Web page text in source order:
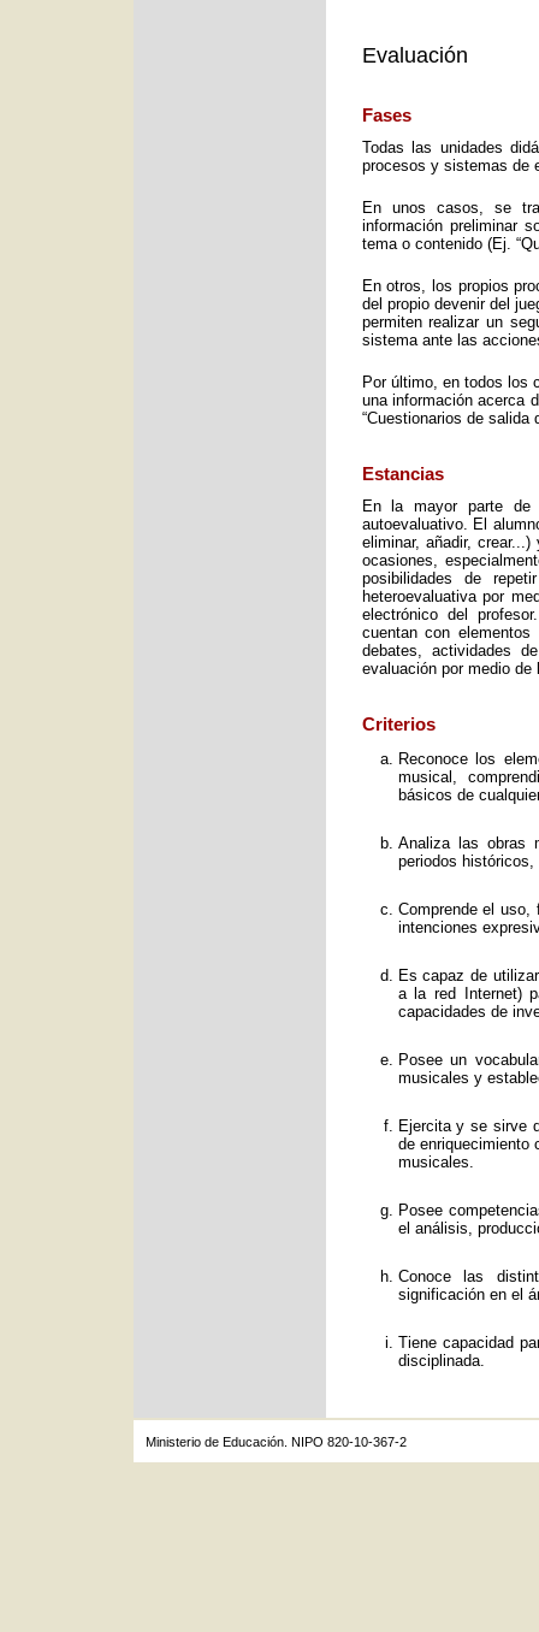
Evaluación
Fases
Todas las unidades
procesos y sistemas de
En unos casos, se
información preliminar
tema o contenido (Ej.
En otros, los propios
del propio devenir del
permiten realizar un
sistema ante las
Por último, en todos los
una información acerca
“Cuestionarios de salida
Estancias
En la mayor parte de
autoevaluativo. El
eliminar, añadir,
ocasiones,
posibilidades de
heteroevaluativa por
electrónico del
cuentan con
debates, actividades
evaluación por medio
Criterios
Reconoce los
musical,
básicos de
Analiza las obras
periodos
Comprende el
intenciones
Es capaz de
a la red Internet)
capacidades de
Posee un
musicales y
Ejercita y se sirve
de enriquecimiento
musicales.
Posee
el análisis,
Conoce las
significación en el
Tiene capacidad
disciplinada.
Ministerio de Educación. NIPO 820-10-367-2